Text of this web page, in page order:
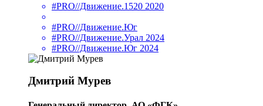
#PRO//Движение.1520 2020
#PRO//Движение.Юг
#PRO//Движение.Урал 2024
#PRO//Движение.Юг 2024
Дмитрий Мурев